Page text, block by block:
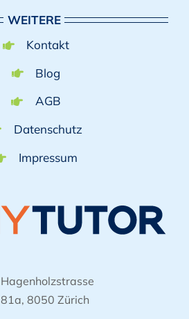
WEITERE
Kontakt
Blog
AGB
Datenschutz
Impressum
Hagenholzstrasse
81a, 8050 Zürich